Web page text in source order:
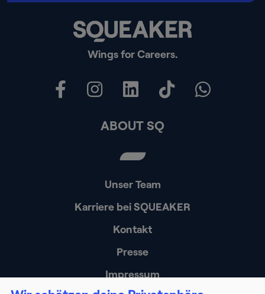
Wings for Careers.
ABOUT SQ
Unser Team
Karriere bei SQUEAKER
Kontakt
Presse
Impressum